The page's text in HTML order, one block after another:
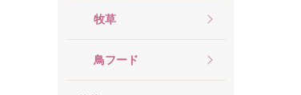
牧草
鳥フード